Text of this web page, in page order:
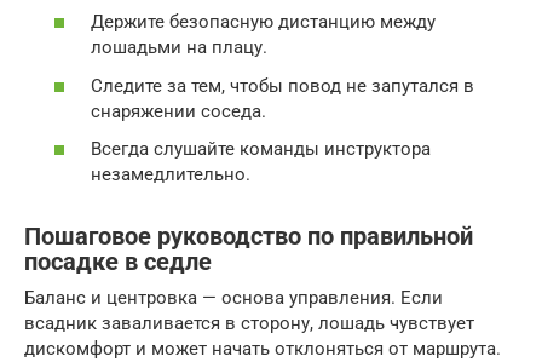
Держите безопасную дистанцию между
лошадьми на плацу.
Следите за тем, чтобы повод не запутался в
снаряжении соседа.
Всегда слушайте команды инструктора
незамедлительно.
Пошаговое руководство по правильной
посадке в седле
Баланс и центровка — основа управления. Если
всадник заваливается в сторону, лошадь чувствует
дискомфорт и может начать отклоняться от маршрута.